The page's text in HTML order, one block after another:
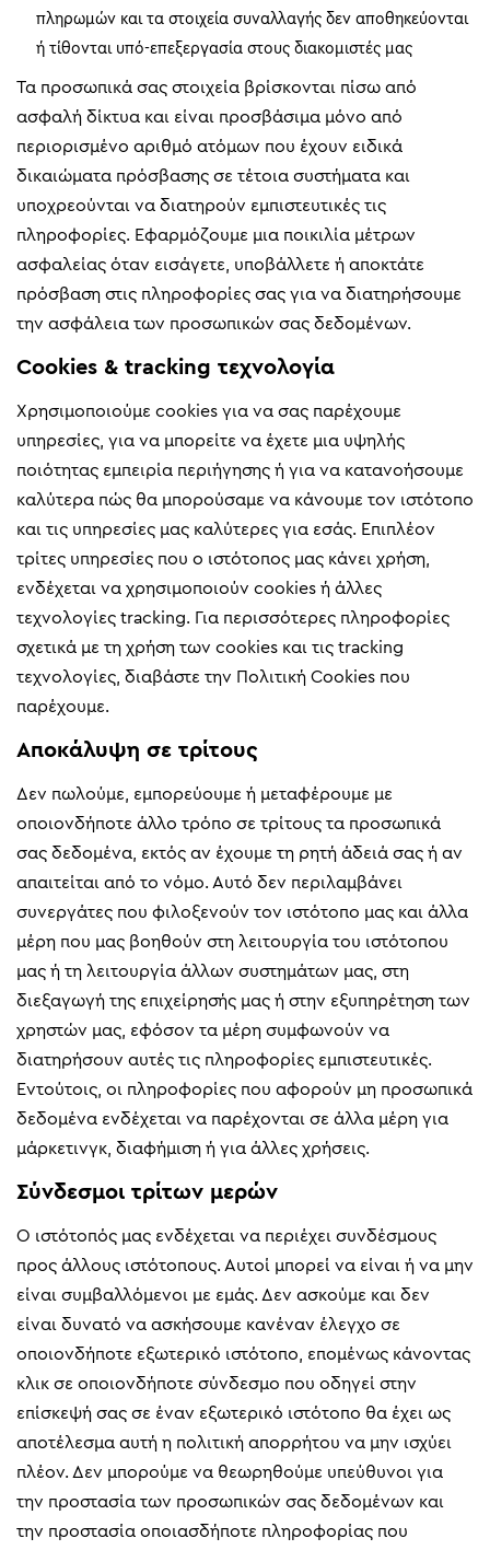
πληρωμών και τα στοιχεία συναλλαγής δεν αποθηκεύονται
ή τίθονται υπό-επεξεργασία στους διακομιστές μας
Τα προσωπικά σας στοιχεία βρίσκονται πίσω από
ασφαλή δίκτυα και είναι προσβάσιμα μόνο από
περιορισμένο αριθμό ατόμων που έχουν ειδικά
δικαιώματα πρόσβασης σε τέτοια συστήματα και
υποχρεούνται να διατηρούν εμπιστευτικές τις
πληροφορίες. Εφαρμόζουμε μια ποικιλία μέτρων
ασφαλείας όταν εισάγετε, υποβάλλετε ή αποκτάτε
πρόσβαση στις πληροφορίες σας για να διατηρήσουμε
την ασφάλεια των προσωπικών σας δεδομένων.
Cookies & tracking τεχνολογία
Χρησιμοποιούμε cookies για να σας παρέχουμε
υπηρεσίες, για να μπορείτε να έχετε μια υψηλής
ποιότητας εμπειρία περιήγησης ή για να κατανοήσουμε
καλύτερα πώς θα μπορούσαμε να κάνουμε τον ιστότοπο
και τις υπηρεσίες μας καλύτερες για εσάς. Επιπλέον
τρίτες υπηρεσίες που ο ιστότοπος μας κάνει χρήση,
ενδέχεται να χρησιμοποιούν cookies ή άλλες
τεχνολογίες tracking. Για περισσότερες πληροφορίες
σχετικά με τη χρήση των cookies και τις tracking
τεχνολογίες, διαβάστε την Πολιτική Cookies που
παρέχουμε.
Αποκάλυψη σε τρίτους
Δεν πωλούμε, εμπορεύουμε ή μεταφέρουμε με
οποιονδήποτε άλλο τρόπο σε τρίτους τα προσωπικά
σας δεδομένα, εκτός αν έχουμε τη ρητή άδειά σας ή αν
απαιτείται από το νόμο. Αυτό δεν περιλαμβάνει
συνεργάτες που φιλοξενούν τον ιστότοπο μας και άλλα
μέρη που μας βοηθούν στη λειτουργία του ιστότοπου
μας ή τη λειτουργία άλλων συστημάτων μας, στη
διεξαγωγή της επιχείρησής μας ή στην εξυπηρέτηση των
χρηστών μας, εφόσον τα μέρη συμφωνούν να
διατηρήσουν αυτές τις πληροφορίες εμπιστευτικές.
Εντούτοις, οι πληροφορίες που αφορούν μη προσωπικά
δεδομένα ενδέχεται να παρέχονται σε άλλα μέρη για
μάρκετινγκ, διαφήμιση ή για άλλες χρήσεις.
Σύνδεσμοι τρίτων μερών
Ο ιστότοπός μας ενδέχεται να περιέχει συνδέσμους
προς άλλους ιστότοπους. Αυτοί μπορεί να είναι ή να μην
είναι συμβαλλόμενοι με εμάς. Δεν ασκούμε και δεν
είναι δυνατό να ασκήσουμε κανέναν έλεγχο σε
οποιονδήποτε εξωτερικό ιστότοπο, επομένως κάνοντας
κλικ σε οποιονδήποτε σύνδεσμο που οδηγεί στην
επίσκεψή σας σε έναν εξωτερικό ιστότοπο θα έχει ως
αποτέλεσμα αυτή η πολιτική απορρήτου να μην ισχύει
πλέον. Δεν μπορούμε να θεωρηθούμε υπεύθυνοι για
την προστασία των προσωπικών σας δεδομένων και
την προστασία οποιασδήποτε πληροφορίας που